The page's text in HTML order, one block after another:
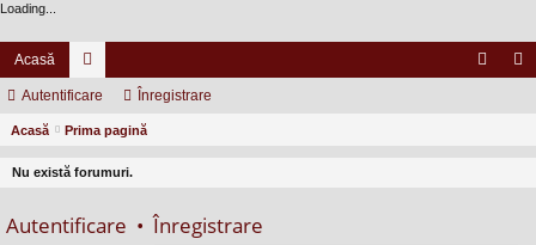
Loading...
Acasă
or
u
m
Autentificare Înregistrare
Acasă Prima pagină
Nu există forumuri.
Autentificare •Înregistrare